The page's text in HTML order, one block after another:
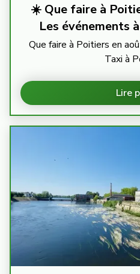
☀️ Que faire à
Les événements
Que faire à Poitiers en
Taxi à
Lire